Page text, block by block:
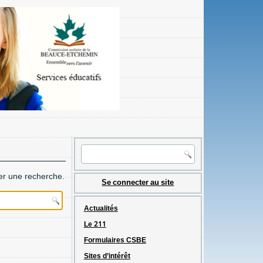
une recherche. Se connecter au site
Actualités
Le 211
Formulaires CSBE
Sites d’intérêt